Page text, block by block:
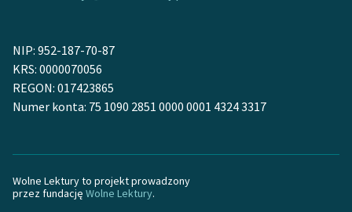
Zasady wykorzystania
Wolnych Lektur
Logotypy
Polityka prywatności
Regulamin biblioteki
NIP: 952-187-70-87
KRS: 0000070056
REGON: 017423865
Numer konta: 75 1090 2851 0000 0001 4324 3317
Wolne Lektury to projekt prowadzony
przez fundację Wolne Lektury.